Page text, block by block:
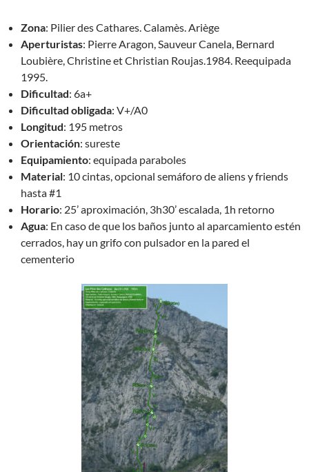
Zona: Pilier des Cathares. Calamès. Ariège
Aperturistas: Pierre Aragon, Sauveur Canela, Bernard
Loubière, Christine et Christian Roujas.1984. Reequipada
1995.
Dificultad: 6a+
Dificultad obligada: V+/A0
Longitud: 195 metros
Orientación: sureste
Equipamiento: equipada paraboles
Material: 10 cintas, opcional semáforo de aliens y friends
hasta #1
Horario: 25’ aproximación, 3h30’ escalada, 1h retorno
Agua: En caso de que los baños junto al aparcamiento estén
cerrados, hay un grifo con pulsador en la pared el
cementerio